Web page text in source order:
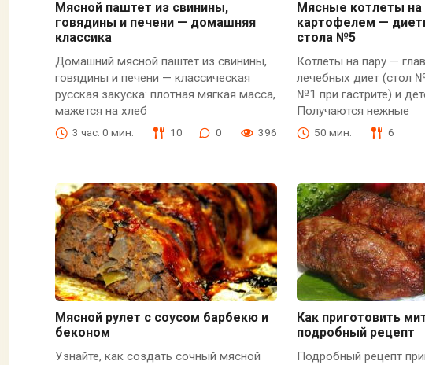
Мясной паштет из свинины,
говядины и печени — домашняя
классика
Домашний мясной паштет из свинины,
говядины и печени — классическая
русская закуска: плотная мягкая масса,
мажется на хлеб
3 час. 0 мин. 10 0 396
Мясные котлеты на
картофелем —
стола №5
Котлеты на пару —
лечебных диет (стол
№1 при гастрите) и
Получаются нежные
50 мин. 6
Мясной рулет с соусом барбекю и
беконом
Узнайте, как создать сочный мясной
Как приготовить
подробный рецепт
Подробный рецепт